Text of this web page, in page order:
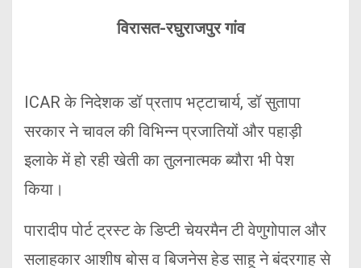
विरासत-रघुराजपुर गांव
ICAR के निदेशक डॉ प्रताप भट्टाचार्य, डॉ सुतापा
सरकार ने चावल की विभिन्न प्रजातियों और पहाड़ी
इलाके में हो रही खेती का तुलनात्मक ब्यौरा भी पेश
किया।
पारादीप पोर्ट ट्रस्ट के डिप्टी चेयरमैन टी वेणुगोपाल और
सलाहकार आशीष बोस व बिजनेस हेड साहू ने बंदरगाह से